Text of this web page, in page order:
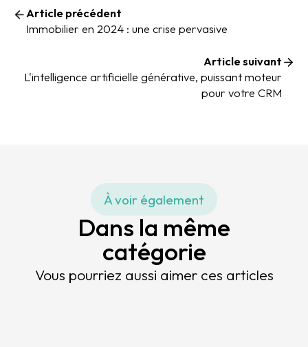
Article précédent
Immobilier en 2024 : une crise pervasive
Article suivant
L'intelligence artificielle générative, puissant moteur
pour votre CRM
À voir également
Dans la même
catégorie
Vous pourriez aussi aimer ces articles